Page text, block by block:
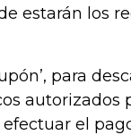
estarán los
para
autorizados
el